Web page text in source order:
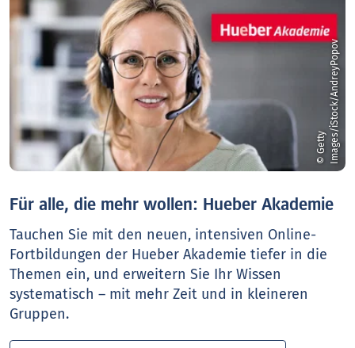
©
G
e
t
t
y
I
m
a
g
e
s
/
i
S
t
o
c
k
/
A
n
d
r
e
y
P
o
p
ov
Für alle, die mehr wollen: Hueber Akademie
Tauchen Sie mit den neuen, intensiven Online-
Fortbildungen der Hueber Akademie tiefer in die
Themen ein, und erweitern Sie Ihr Wissen
systematisch – mit mehr Zeit und in kleineren
Gruppen.